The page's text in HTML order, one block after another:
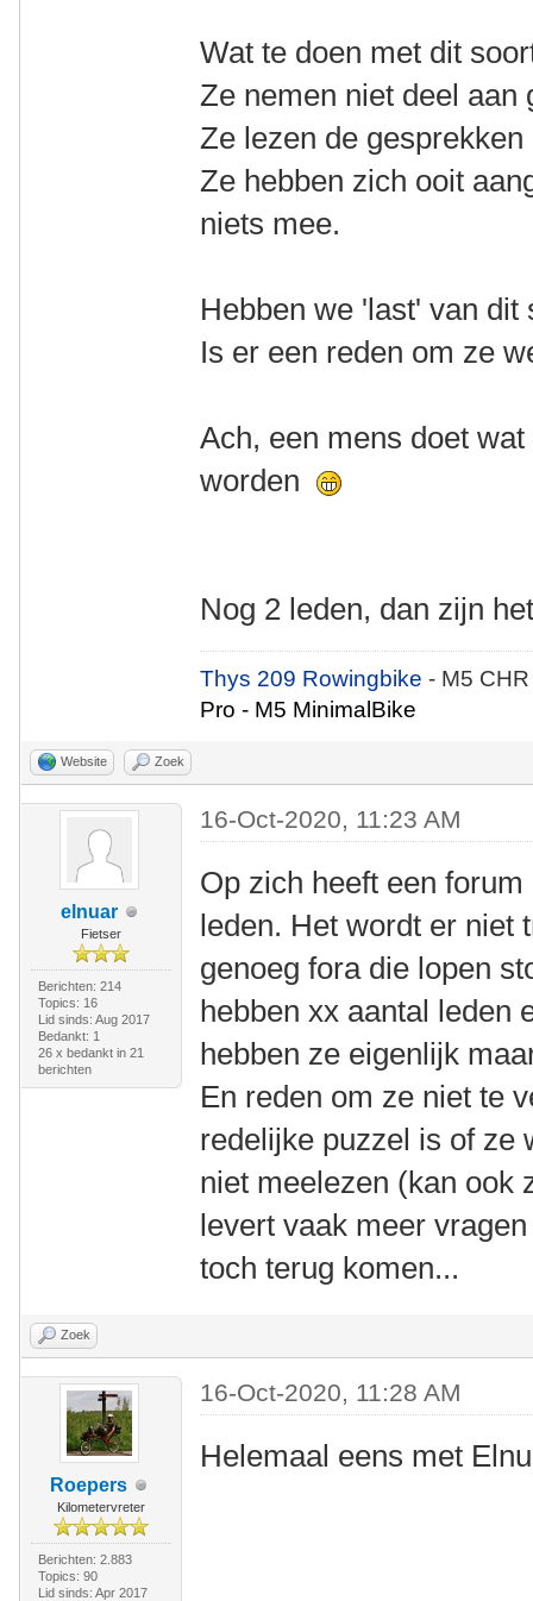
Wat te doen met dit
Ze nemen niet deel aan
Ze lezen de gesprekken
Ze hebben zich ooit
niets mee.
Hebben we 'last' van dit
Is er een reden om ze
Ach, een mens doet
worden
Nog 2 leden, dan zijn
Thys 209 Rowingbike- M5
Pro - M5 MinimalBike
Website Zoek
elnuar
Fietser
Berichten: 214
Topics: 16
Lid sinds: Aug 2017
Bedankt: 1
26 x bedankt in 21
berichten
16-Oct-2020, 11:23 AM
Op zich heeft een
leden. Het wordt er niet
genoeg fora die lopen
hebben xx aantal leden
hebben ze eigenlijk
En reden om ze niet te
redelijke puzzel is of ze
niet meelezen (kan ook
levert vaak meer
toch terug komen...
Zoek
Roepers
Kilometervreter
Berichten: 2.883
Topics: 90
Lid sinds: Apr 2017
16-Oct-2020, 11:28 AM
Helemaal eens met